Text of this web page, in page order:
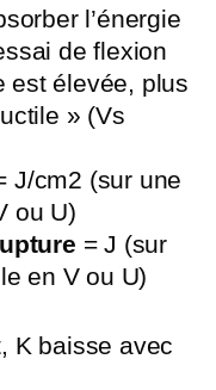
l’énergie
de flexion
est élevée, plus
» (Vs
J/cm2 (sur une
ou U)
= J (sur
en V ou U)
K baisse avec